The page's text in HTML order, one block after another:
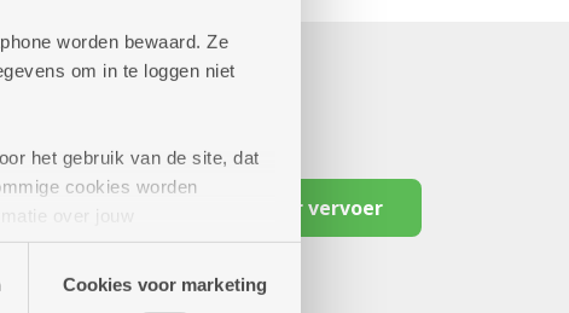
worden bewaard. Ze
om in te loggen niet
het gebruik van de site, dat
cookies worden
over jouw
kunnen deze gegevens
Cookies voor marketing
Reserveer vervoer